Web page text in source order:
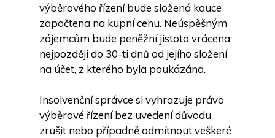
výběrového řízení bude složená kauce
započtena na kupní cenu. Neúspěšným
zájemcům bude peněžní jistota vrácena
nejpozději do 30-ti dnů od jejího složení
na účet, z kterého byla poukázána.
Insolvenční správce si vyhrazuje právo
výběrové řízení bez uvedení důvodu
zrušit nebo případně odmítnout veškeré